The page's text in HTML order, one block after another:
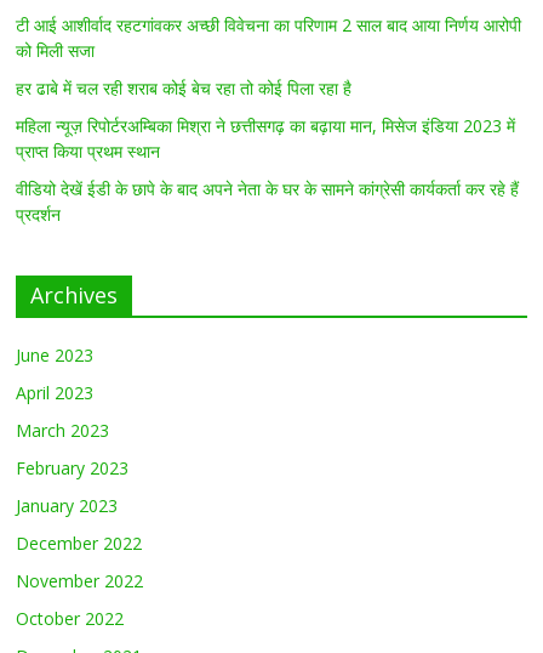
टी आई आशीर्वाद रहटगांवकर अच्छी विवेचना का परिणाम 2 साल बाद आया निर्णय आरोपी
को मिली सजा
हर ढाबे में चल रही शराब कोई बेच रहा तो कोई पिला रहा है
महिला न्यूज़ रिपोर्टरअम्बिका मिश्रा ने छत्तीसगढ़ का बढ़ाया मान, मिसेज इंडिया 2023 में
प्राप्त किया प्रथम स्थान
वीडियो देखें ईडी के छापे के बाद अपने नेता के घर के सामने कांग्रेसी कार्यकर्ता कर रहे हैं
प्रदर्शन
Archives
June 2023
April 2023
March 2023
February 2023
January 2023
December 2022
November 2022
October 2022